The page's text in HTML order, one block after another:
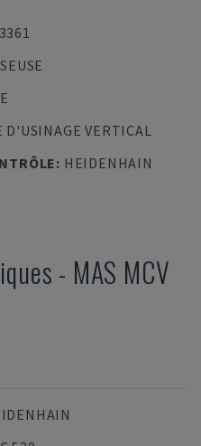
3361
D'USINAGE VERTICAL
: HEIDENHAIN
- MAS MCV